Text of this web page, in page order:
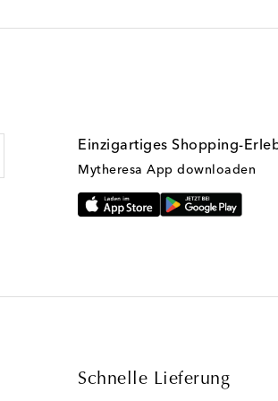
Einzigartiges Shopping-
Mytheresa App downloaden
Schnelle Lieferung